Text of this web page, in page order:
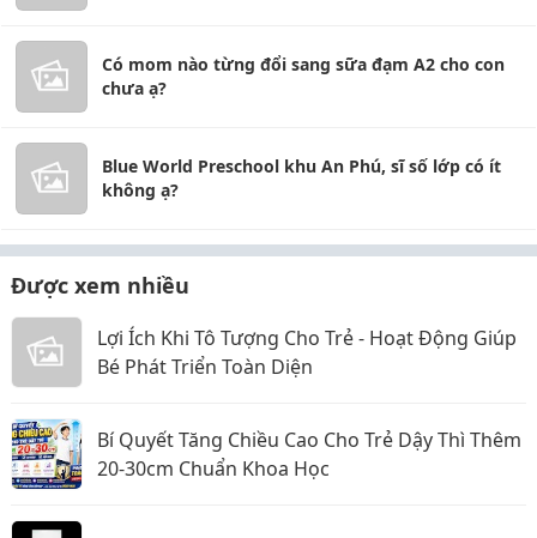
Có mom nào từng đổi sang sữa đạm A2 cho con
chưa ạ?
Blue World Preschool khu An Phú, sĩ số lớp có ít
không ạ?
Được xem nhiều
Lợi Ích Khi Tô Tượng Cho Trẻ - Hoạt Động Giúp
Bé Phát Triển Toàn Diện
Bí Quyết Tăng Chiều Cao Cho Trẻ Dậy Thì Thêm
20-30cm Chuẩn Khoa Học